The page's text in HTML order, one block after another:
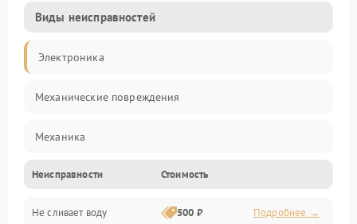
Виды неисправностей
Электроника
Механические повреждения
Механика
Управление
Электропитание
Неисправности Стоимость
Не сливает воду 500 ₽ Подробнее →